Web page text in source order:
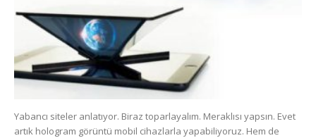
Yabancı siteler anlatıyor. Biraz toparlayalım. Meraklısı yapsın. Evet
artık hologram görüntü mobil cihazlarla yapabiliyoruz. Hem de